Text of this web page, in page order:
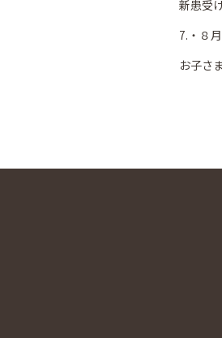
新患受
7.・８
お子さ